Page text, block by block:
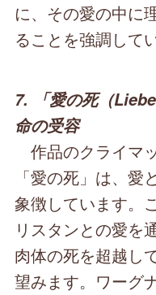
に、その愛の中に
ることを強調して
7. 「愛の死（
命の受容
作品のクライマ
「愛の死」は、
象徴しています。
リスタンとの愛を
肉体の死を超越し
望みます。ワーグ